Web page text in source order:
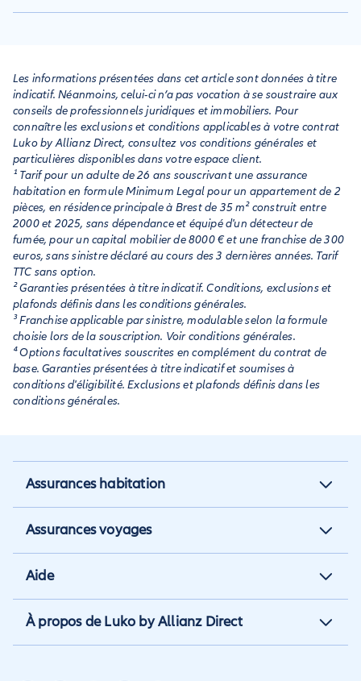
nuisances de voisinage, etc.)
Les informations présentées dans cet article sont données à titre
indicatif. Néanmoins, celui-ci n’a pas vocation à se soustraire aux
conseils de professionnels juridiques et immobiliers. Pour
connaître les exclusions et conditions applicables à votre contrat
Luko by Allianz Direct, consultez vos conditions générales et
particulières disponibles dans votre espace client.
¹ Tarif pour un adulte de 26 ans souscrivant une assurance
habitation en formule Minimum Legal pour un appartement de 2
pièces, en résidence principale à Brest de 35 m² construit entre
2000 et 2025, sans dépendance et équipé d'un détecteur de
fumée, pour un capital mobilier de 8000 € et une franchise de 300
euros, sans sinistre déclaré au cours des 3 dernières années. Tarif
TTC sans option.
² Garanties présentées à titre indicatif. Conditions, exclusions et
plafonds définis dans les conditions générales.
³ Franchise applicable par sinistre, modulable selon la formule
choisie lors de la souscription. Voir conditions générales.
⁴ Options facultatives souscrites en complément du contrat de
base. Garanties présentées à titre indicatif et soumises à
conditions d'éligibilité. Exclusions et plafonds définis dans les
conditions générales.
Assurances habitation
Assurance habitation
Assurance locataire
Assurance propriétaire non
occupant
Assurances voyages
Assurance vacances
Assurance annulation
Assurance annuelle
Aide
Aide et contact
Aide habitation
À propos de Luko by Allianz Direct